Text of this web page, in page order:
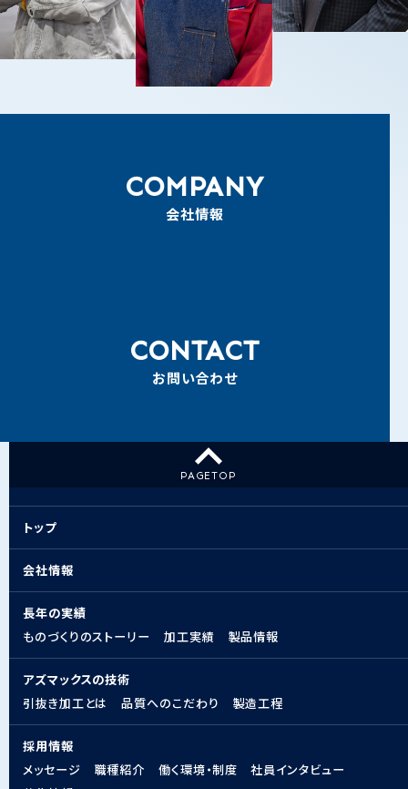
COMPANY
会社情報
CONTACT
お問い合わせ
PAGETOP
トップ
会社情報
長年の実績
ものづくりのストーリー
加工実績 製品情報
アズマックスの技術
引抜き加工とは
品質へのこだわり 製造工程
採用情報
メッセージ
職種紹介 働く環境・制度
社員インタビュー